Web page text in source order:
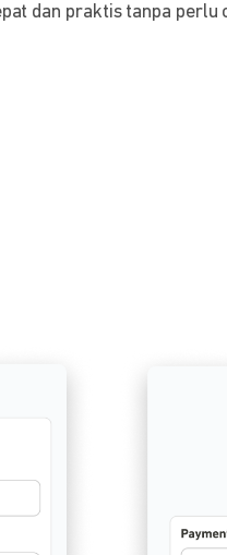
dan praktis tanpa perlu